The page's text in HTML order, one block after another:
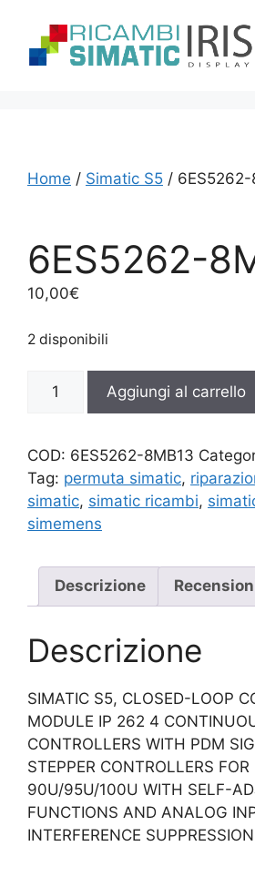
contenuto
Home / Simatic S5 / 6ES5262-
6ES5262-
10,00€
2 disponibili
8MB13
Aggiungi al carrello
COD: 6ES5262-8MB13
Tag: permuta simatic,
simatic, simatic ricambi,
simemens
Descrizione
Descrizione
SIMATIC S5, CLOSED-LOOP
MODULE IP 262 4
CONTROLLERS WITH PDM
STEPPER CONTROLLERS
90U/95U/100U WITH SELF-
FUNCTIONS AND ANALOG
INTERFERENCE SUPPRESSION